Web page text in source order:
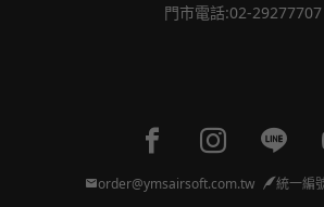
門市電話:02-29277707
Facebook page
Instagram
Line
order@ymsairsoft.com.tw 統一編